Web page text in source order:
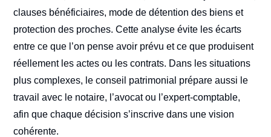
clauses bénéficiaires, mode de détention des biens et
protection des proches. Cette analyse évite les écarts
entre ce que l’on pense avoir prévu et ce que produisent
réellement les actes ou les contrats. Dans les situations
plus complexes, le conseil patrimonial prépare aussi le
travail avec le notaire, l’avocat ou l’expert-comptable,
afin que chaque décision s’inscrive dans une vision
cohérente.